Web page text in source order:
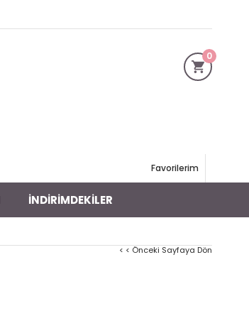
0
Favorilerim
İNDİRİMDEKİLER
< < Önceki Sayfaya Dön